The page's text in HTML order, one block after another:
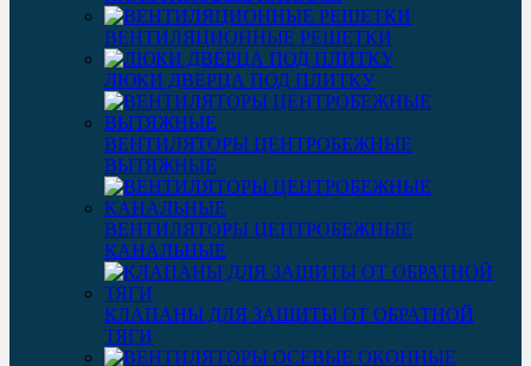
ВЕНТИЛЯЦИОННЫЕ РЕШЕТКИ
ЛЮКИ ДВЕРЦА ПОД ПЛИТКУ
ВЕНТИЛЯТОРЫ ЦЕНТРОБЕЖНЫЕ
ВЫТЯЖНЫЕ
ВЕНТИЛЯТОРЫ ЦЕНТРОБЕЖНЫЕ
КАНАЛЬНЫЕ
КЛАПАНЫ ДЛЯ ЗАЩИТЫ ОТ ОБРАТНОЙ
ТЯГИ